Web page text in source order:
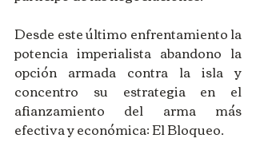
Desde este último enfrentamiento la
potencia imperialista abandono la
opción armada contra la isla y
concentro su estrategia en el
afianzamiento del arma más
efectiva y económica: El Bloqueo.